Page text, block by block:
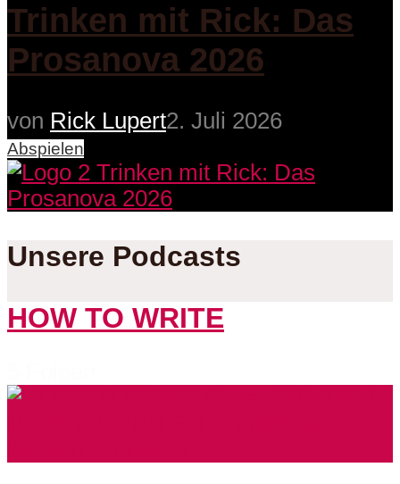
Trinken mit Rick: Das
Prosanova 2026
von Rick Lupert2. Juli 2026
Abspielen
Unsere Podcasts
HOW TO WRITE